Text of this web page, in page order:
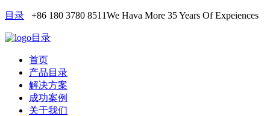
目录 +86 180 3780 8511We Hava More 35 Years Of Expeiences
目录
首页
产品目录
解决方案
成功案例
关于我们